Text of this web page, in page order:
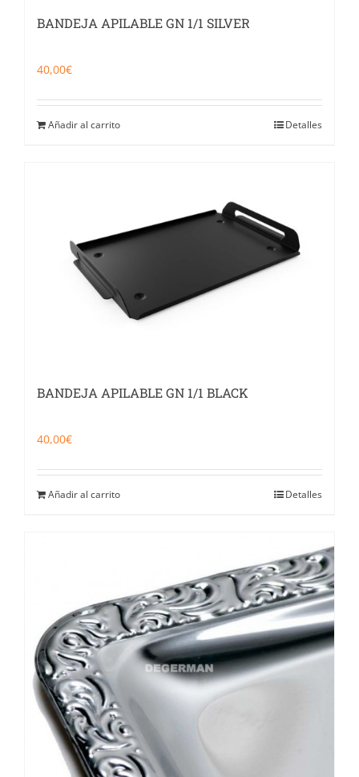
BANDEJA APILABLE GN 1/1 SILVER
40,00€
Añadir al carrito Detalles
BANDEJA APILABLE GN 1/1 BLACK
40,00€
Añadir al carrito Detalles